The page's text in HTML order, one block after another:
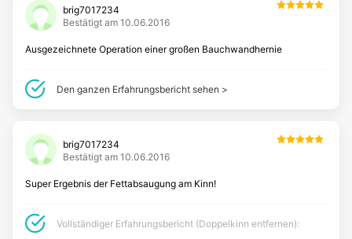
Hyaluronsäure
Hyperhidrose
Lippenvergrößerung mit Hyaluronsäure
Anti-Aging
DERMATOLOGIE
Muttermale entfernen
Pigmentflecken
brig7017234
Bestätigt am 10.06.2016
Ausgezeichnete Operation einer großen Bauchwandhernie
Den ganzen Erfahrungsbericht sehen >
brig7017234
Bestätigt am 10.06.2016
Super Ergebnis der Fettabsaugung am Kinn!
Vollständiger Erfahrungsbericht (Doppelkinn entfernen):